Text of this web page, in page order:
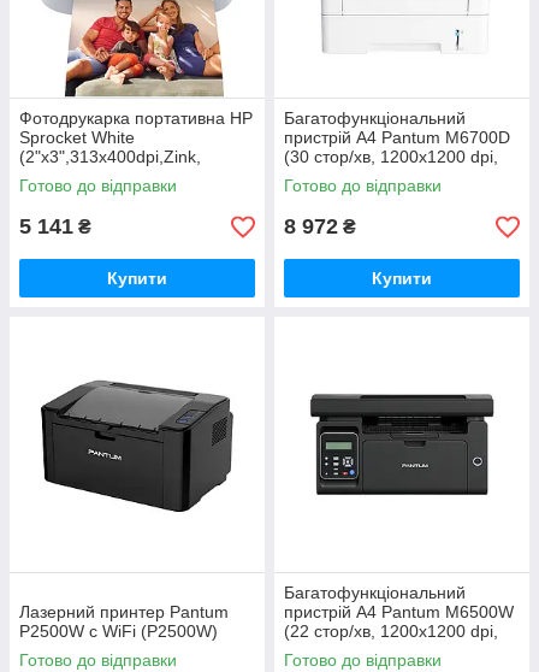
Фотодрукарка портативна HP
Sprocket White
(2"x3",313x400dpi,Zink,
64MB,Bluetooth, білий)
(HPISPW)
Готово до відправки
5 141 ₴
Купити
Багатофункціональний
пристрій А4 Pantum M6700D
(30 стор/хв, 1200x1200 dpi,
duplex, білий)
Готово до відправки
8 972 ₴
Купити
Лазерний принтер Pantum
P2500W с WiFi (P2500W)
Готово до відправки
Багатофункціональний
пристрій А4 Pantum M6500W
(22 стор/хв, 1200x1200 dpi,
WiFi, чорний)
Готово до відправки